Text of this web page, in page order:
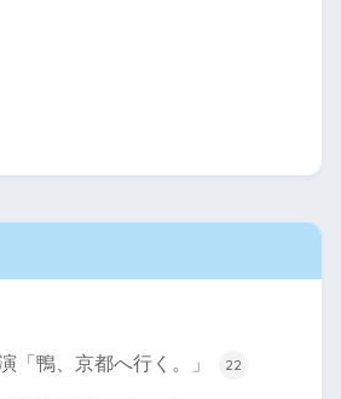
「鴨、京都へ行く。」 22